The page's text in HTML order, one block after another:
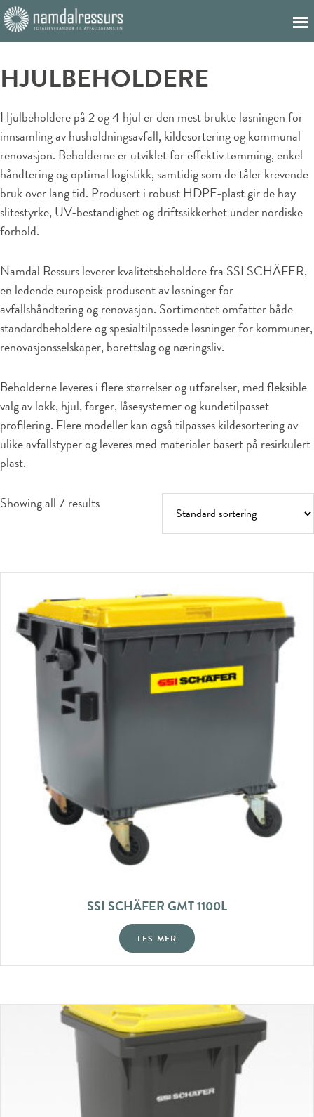
HJULBEHOLDERE
Hjulbeholdere på 2 og 4 hjul er den mest brukte løsningen for
innsamling av husholdningsavfall, kildesortering og kommunal
renovasjon. Beholderne er utviklet for effektiv tømming, enkel
håndtering og optimal logistikk, samtidig som de tåler krevende
bruk over lang tid. Produsert i robust HDPE-plast gir de høy
slitestyrke, UV-bestandighet og driftssikkerhet under nordiske
forhold.
Namdal Ressurs leverer kvalitetsbeholdere fra SSI SCHÄFER,
en ledende europeisk produsent av løsninger for
avfallshåndtering og renovasjon. Sortimentet omfatter både
standardbeholdere og spesialtilpassede løsninger for kommuner,
renovasjonsselskaper, borettslag og næringsliv.
Beholderne leveres i flere størrelser og utførelser, med fleksible
valg av lokk, hjul, farger, låsesystemer og kundetilpasset
profilering. Flere modeller kan også tilpasses kildesortering av
ulike avfallstyper og leveres med materialer basert på resirkulert
plast.
Showing all 7 results
SSI SCHÄFER GMT 1100L
LES MER